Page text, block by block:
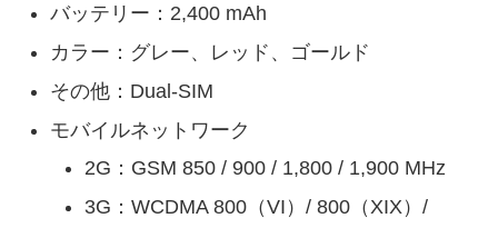
バッテリー：2,400 mAh
カラー：グレー、レッド、ゴールド
その他：Dual-SIM
モバイルネットワーク
2G：GSM 850 / 900 / 1,800 / 1,900 MHz
3G：WCDMA 800（VI）/ 800（XIX）/